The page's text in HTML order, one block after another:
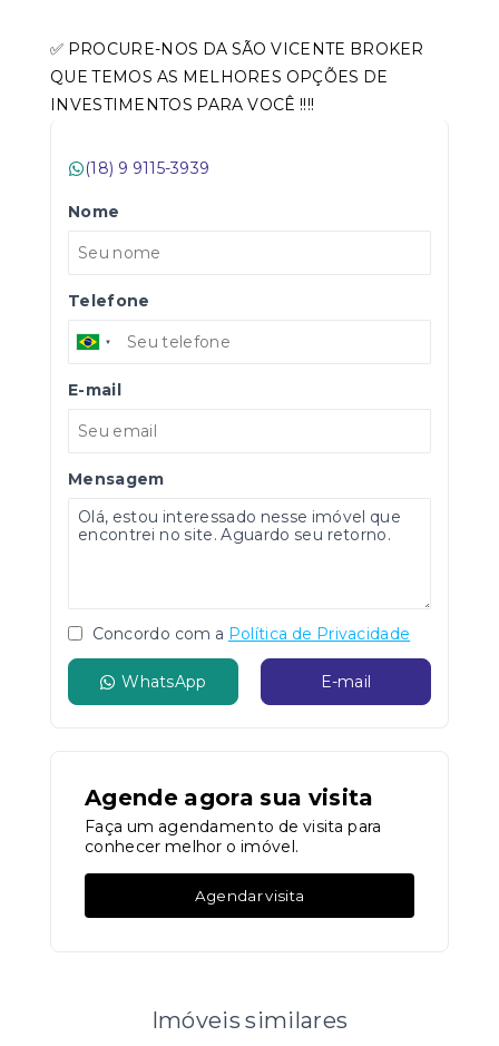
✅ PROCURE-NOS DA SÃO VICENTE BROKER
QUE TEMOS AS MELHORES OPÇÕES DE
INVESTIMENTOS PARA VOCÊ !!!!
(18) 9 9115-3939
Nome
Telefone
E-mail
Mensagem
Concordo com a Política de Privacidade
WhatsApp E-mail
Agende agora sua visita
Faça um agendamento de visita para
conhecer melhor o imóvel.
Agendar visita
Imóveis similares